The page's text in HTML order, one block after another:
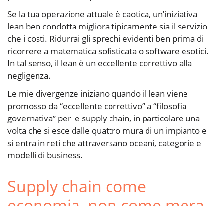
Se la tua operazione attuale è caotica, un’iniziativa
lean ben condotta migliora tipicamente sia il servizio
che i costi. Ridurrai gli sprechi evidenti ben prima di
ricorrere a matematica sofisticata o software esotici.
In tal senso, il lean è un eccellente correttivo alla
negligenza.
Le mie divergenze iniziano quando il lean viene
promosso da “eccellente correttivo” a “filosofia
governativa” per le supply chain, in particolare una
volta che si esce dalle quattro mura di un impianto e
si entra in reti che attraversano oceani, categorie e
modelli di business.
Supply chain come